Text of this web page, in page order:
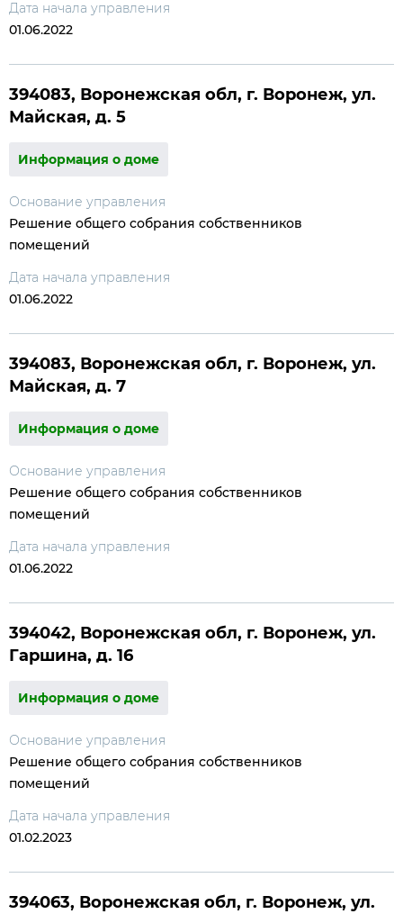
Дата начала управления
01.06.2022
394083, Воронежская обл, г. Воронеж, ул.
Майская, д. 5
Информация о доме
Основание управления
Решение общего собрания собственников
помещений
Дата начала управления
01.06.2022
394083, Воронежская обл, г. Воронеж, ул.
Майская, д. 7
Информация о доме
Основание управления
Решение общего собрания собственников
помещений
Дата начала управления
01.06.2022
394042, Воронежская обл, г. Воронеж, ул.
Гаршина, д. 16
Информация о доме
Основание управления
Решение общего собрания собственников
помещений
Дата начала управления
01.02.2023
394063, Воронежская обл, г. Воронеж, ул.